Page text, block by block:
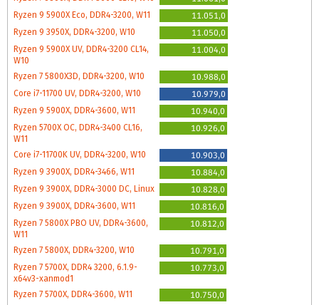
Ryzen 9 5900X Eco, DDR4-3200, W11
11.051,0
Ryzen 9 3950X, DDR4-3200, W10
11.050,0
Ryzen 9 5900X UV, DDR4-3200 CL14,
W10
11.004,0
Ryzen 7 5800X3D, DDR4-3200, W10
10.988,0
Core i7-11700 UV, DDR4-3200, W10
10.979,0
Ryzen 9 5900X, DDR4-3600, W11
10.940,0
Ryzen 5700X OC, DDR4-3400 CL16,
W11
10.926,0
Core i7-11700K UV, DDR4-3200, W10
10.903,0
Ryzen 9 3900X, DDR4-3466, W11
10.884,0
Ryzen 9 3900X, DDR4-3000 DC, Linux
10.828,0
Ryzen 9 3900X, DDR4-3600, W11
10.816,0
Ryzen 7 5800X PBO UV, DDR4-3600,
W11
10.812,0
Ryzen 7 5800X, DDR4-3200, W10
10.791,0
Ryzen 7 5700X, DDR4 3200, 6.1.9-
x64v3-xanmod1
10.773,0
Ryzen 7 5700X, DDR4-3600, W11
10.750,0